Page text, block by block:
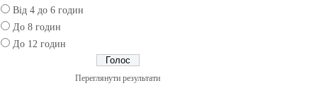
Від 4 до 6 годин
До 8 годин
До 12 годин
Переглянути результати